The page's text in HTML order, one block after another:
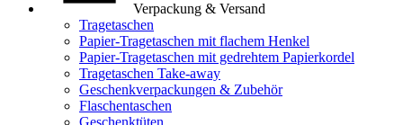
Verpackung & Versand
Tragetaschen
Papier-Tragetaschen mit flachem Henkel
Papier-Tragetaschen mit gedrehtem Papierkordel
Tragetaschen Take-away
Geschenkverpackungen & Zubehör
Flaschentaschen